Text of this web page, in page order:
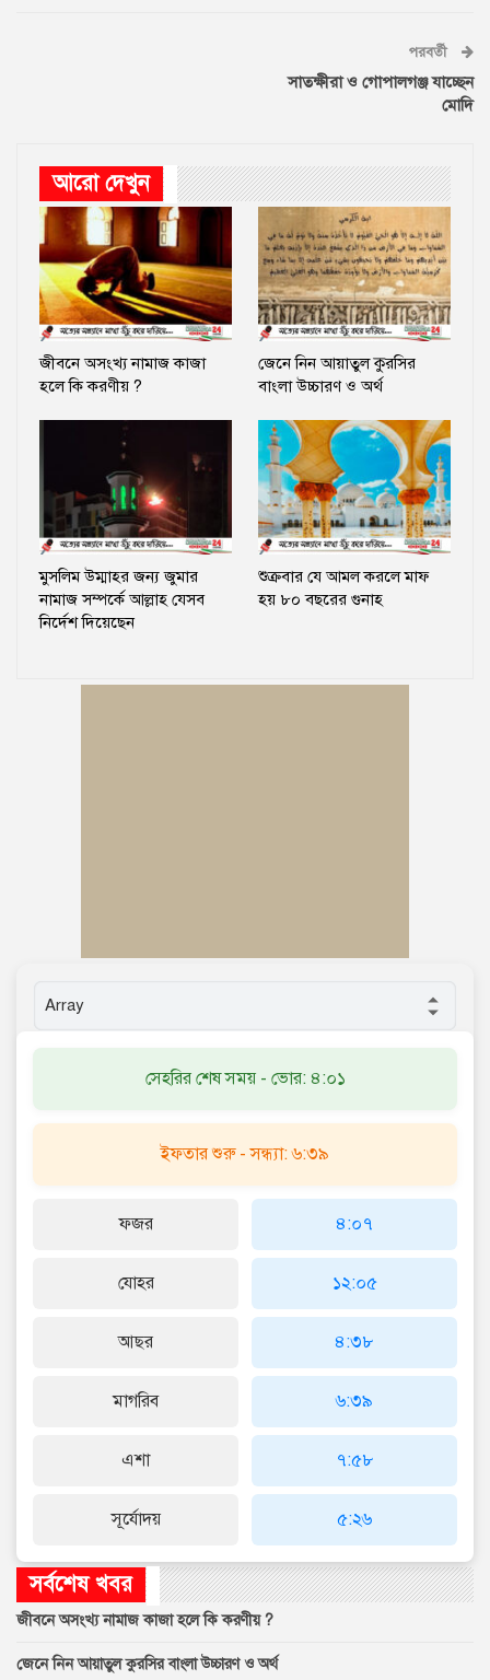
পরবর্তী
সাতক্ষীরা ও গোপালগঞ্জ যাচ্ছেন
মোদি
আরো দেখুন
জীবনে অসংখ্য নামাজ কাজা
হলে কি করণীয় ?
জেনে নিন আয়াতুল কুরসির
বাংলা উচ্চারণ ও অর্থ
মুসলিম উম্মাহর জন্য জুমার
নামাজ সম্পর্কে আল্লাহ যেসব
নির্দেশ দিয়েছেন
শুক্রবার যে আমল করলে মাফ
হয় ৮০ বছরের গুনাহ
সেহরির শেষ সময় - ভোর: ৪:০১
ইফতার শুরু - সন্ধ্যা: ৬:৩৯
ফজর
যোহর
আছর
মাগরিব
এশা
সূর্যোদয়
৪:০৭
১২:০৫
৪:৩৮
৬:৩৯
৭:৫৮
৫:২৬
সর্বশেষ খবর
জীবনে অসংখ্য নামাজ কাজা হলে কি করণীয় ?
জেনে নিন আয়াতুল কুরসির বাংলা উচ্চারণ ও অর্থ